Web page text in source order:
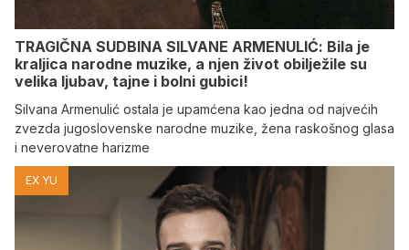
TRAGIČNA SUDBINA SILVANE ARMENULIĆ: Bila je
kraljica narodne muzike, a njen život obilježile su
velika ljubav, tajne i bolni gubici!
Silvana Armenulić ostala je upamćena kao jedna od najvećih
zvezda jugoslovenske narodne muzike, žena raskošnog glasa
i neverovatne harizme
EX YU